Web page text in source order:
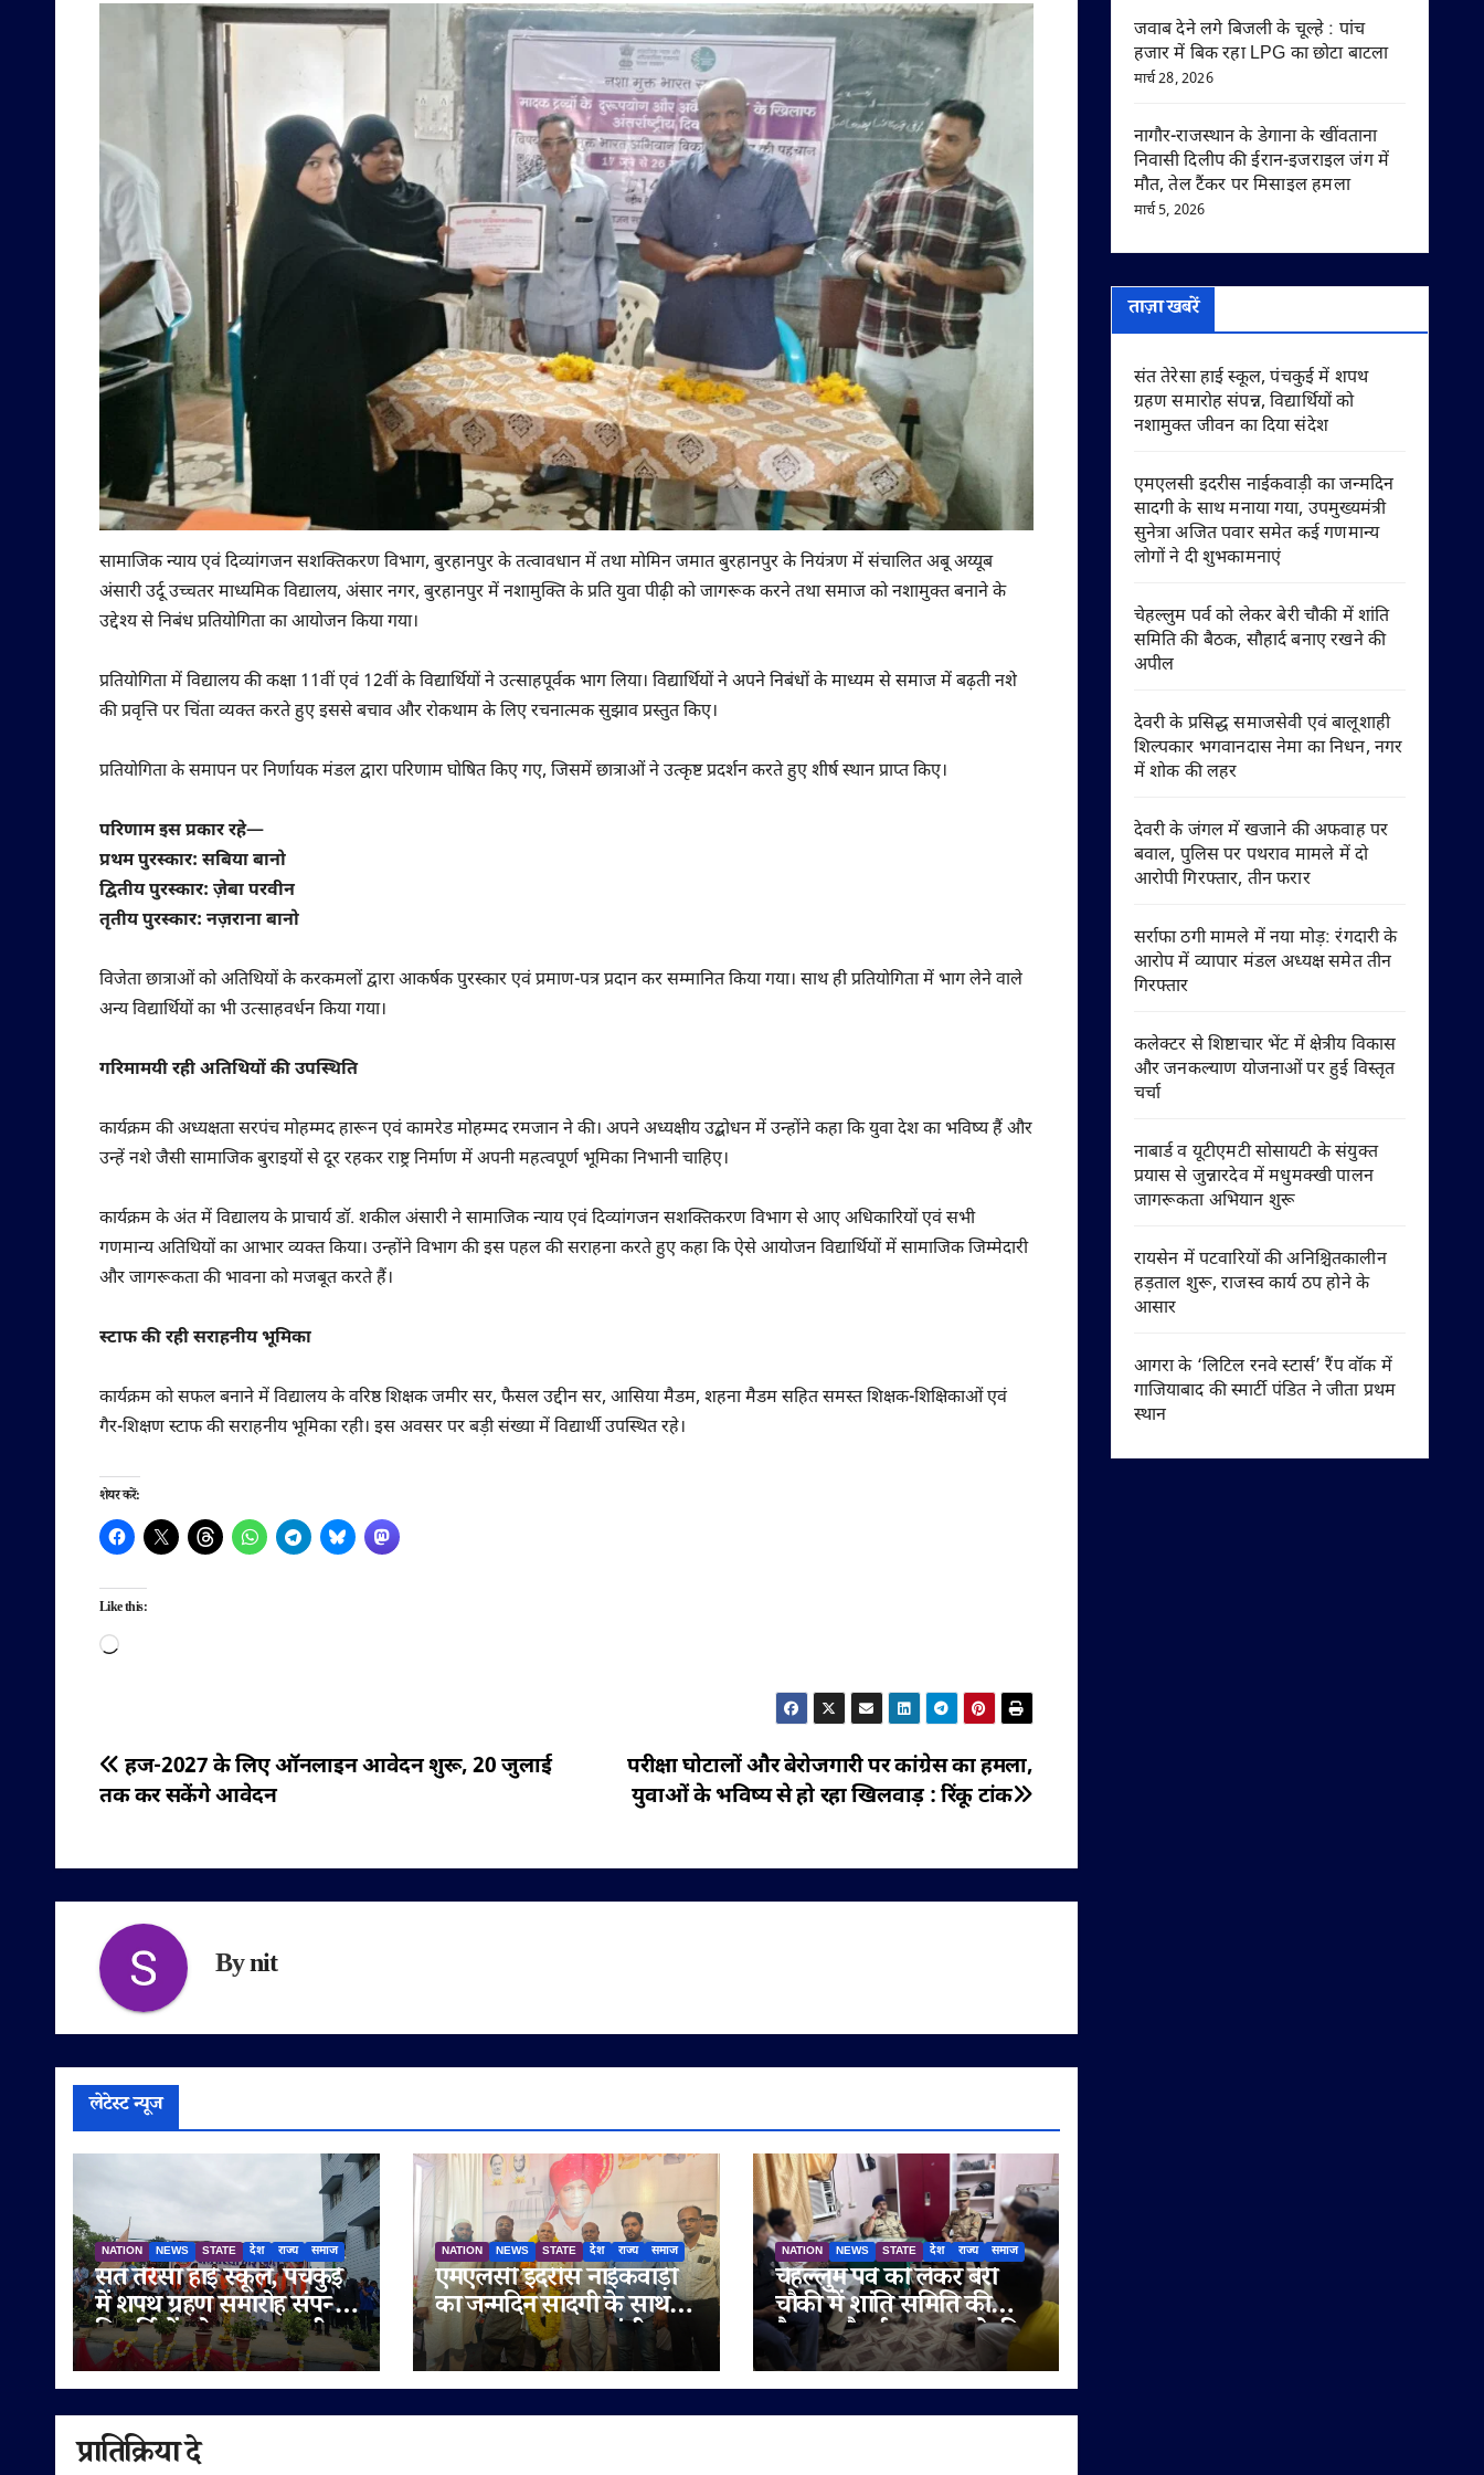
सामाजिक न्याय एवं दिव्यांगजन सशक्तिकरण विभाग, बुरहानपुर के तत्वावधान में तथा मोमिन जमात बुरहानपुर के नियंत्रण में संचालित अबू अय्यूब
अंसारी उर्दू उच्चतर माध्यमिक विद्यालय, अंसार नगर, बुरहानपुर में नशामुक्ति के प्रति युवा पीढ़ी को जागरूक करने तथा समाज को नशामुक्त बनाने के
उद्देश्य से निबंध प्रतियोगिता का आयोजन किया गया।
प्रतियोगिता में विद्यालय की कक्षा 11वीं एवं 12वीं के विद्यार्थियों ने उत्साहपूर्वक भाग लिया। विद्यार्थियों ने अपने निबंधों के माध्यम से समाज में बढ़ती नशे
की प्रवृत्ति पर चिंता व्यक्त करते हुए इससे बचाव और रोकथाम के लिए रचनात्मक सुझाव प्रस्तुत किए।
प्रतियोगिता के समापन पर निर्णायक मंडल द्वारा परिणाम घोषित किए गए, जिसमें छात्राओं ने उत्कृष्ट प्रदर्शन करते हुए शीर्ष स्थान प्राप्त किए।
परिणाम इस प्रकार रहे—
प्रथम पुरस्कार: सबिया बानो
द्वितीय पुरस्कार: ज़ेबा परवीन
तृतीय पुरस्कार: नज़राना बानो
विजेता छात्राओं को अतिथियों के करकमलों द्वारा आकर्षक पुरस्कार एवं प्रमाण-पत्र प्रदान कर सम्मानित किया गया। साथ ही प्रतियोगिता में भाग लेने वाले
अन्य विद्यार्थियों का भी उत्साहवर्धन किया गया।
गरिमामयी रही अतिथियों की उपस्थिति
कार्यक्रम की अध्यक्षता सरपंच मोहम्मद हारून एवं कामरेड मोहम्मद रमजान ने की। अपने अध्यक्षीय उद्बोधन में उन्होंने कहा कि युवा देश का भविष्य हैं और
उन्हें नशे जैसी सामाजिक बुराइयों से दूर रहकर राष्ट्र निर्माण में अपनी महत्वपूर्ण भूमिका निभानी चाहिए।
कार्यक्रम के अंत में विद्यालय के प्राचार्य डॉ. शकील अंसारी ने सामाजिक न्याय एवं दिव्यांगजन सशक्तिकरण विभाग से आए अधिकारियों एवं सभी
गणमान्य अतिथियों का आभार व्यक्त किया। उन्होंने विभाग की इस पहल की सराहना करते हुए कहा कि ऐसे आयोजन विद्यार्थियों में सामाजिक जिम्मेदारी
और जागरूकता की भावना को मजबूत करते हैं।
स्टाफ की रही सराहनीय भूमिका
कार्यक्रम को सफल बनाने में विद्यालय के वरिष्ठ शिक्षक जमीर सर, फैसल उद्दीन सर, आसिया मैडम, शहना मैडम सहित समस्त शिक्षक-शिक्षिकाओं एवं
गैर-शिक्षण स्टाफ की सराहनीय भूमिका रही। इस अवसर पर बड़ी संख्या में विद्यार्थी उपस्थित रहे।
शेयर करें:
Like this:
Loading…
पोस्ट
नेविगेशन
परीक्षा घोटालों और बेरोजगारी पर कांग्रेस का हमला,
युवाओं के भविष्य से हो रहा खिलवाड़ : रिंकू टांक
हज-2027 के लिए ऑनलाइन आवेदन शुरू, 20 जुलाई
तक कर सकेंगे आवेदन
Bynit
लेटेस्ट न्यूज
NATION NEWS STATE देश राज्य समाज
संत तेरेसा हाई स्कूल, पंचकुई
में शपथ ग्रहण समारोह संपन्न,
विद्यार्थियों को नशामुक्त जीवन
का दिया संदेश
NATION NEWS STATE देश राज्य समाज
एमएलसी इदरीस नाईकवाड़ी
का जन्मदिन सादगी के साथ
मनाया गया, उपमुख्यमंत्री
सुनेत्रा अजित पवार समेत कई
गणमान्य लोगों ने दी
शुभकामनाएं
NATION NEWS STATE देश राज्य समाज
चेहल्लुम पर्व को लेकर बेरी
चौकी में शांति समिति की
बैठक, सौहार्द बनाए रखने की
अपील
प्रातिक्रिया दे
जवाब देने लगे बिजली के चूल्हे : पांच
हजार में बिक रहा LPG का छोटा बाटला
मार्च 28, 2026
नागौर-राजस्थान के डेगाना के खींवताना
निवासी दिलीप की ईरान-इजराइल जंग में
मौत, तेल टैंकर पर मिसाइल हमला
मार्च 5, 2026
ताज़ा खबरें
संत तेरेसा हाई स्कूल, पंचकुई में शपथ
ग्रहण समारोह संपन्न, विद्यार्थियों को
नशामुक्त जीवन का दिया संदेश
एमएलसी इदरीस नाईकवाड़ी का जन्मदिन
सादगी के साथ मनाया गया, उपमुख्यमंत्री
सुनेत्रा अजित पवार समेत कई गणमान्य
लोगों ने दी शुभकामनाएं
चेहल्लुम पर्व को लेकर बेरी चौकी में शांति
समिति की बैठक, सौहार्द बनाए रखने की
अपील
देवरी के प्रसिद्ध समाजसेवी एवं बालूशाही
शिल्पकार भगवानदास नेमा का निधन, नगर
में शोक की लहर
देवरी के जंगल में खजाने की अफवाह पर
बवाल, पुलिस पर पथराव मामले में दो
आरोपी गिरफ्तार, तीन फरार
सर्राफा ठगी मामले में नया मोड़: रंगदारी के
आरोप में व्यापार मंडल अध्यक्ष समेत तीन
गिरफ्तार
कलेक्टर से शिष्टाचार भेंट में क्षेत्रीय विकास
और जनकल्याण योजनाओं पर हुई विस्तृत
चर्चा
नाबार्ड व यूटीएमटी सोसायटी के संयुक्त
प्रयास से जुन्नारदेव में मधुमक्खी पालन
जागरूकता अभियान शुरू
रायसेन में पटवारियों की अनिश्चितकालीन
हड़ताल शुरू, राजस्व कार्य ठप होने के
आसार
आगरा के ‘लिटिल रनवे स्टार्स’ रैंप वॉक में
गाजियाबाद की स्मार्टी पंडित ने जीता प्रथम
स्थान